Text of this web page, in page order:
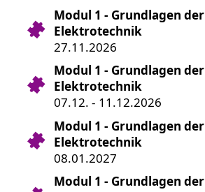
Modul 1 - Grundlagen der
Elektrotechnik
27.11.2026
Modul 1 - Grundlagen der
Elektrotechnik
07.12. - 11.12.2026
Modul 1 - Grundlagen der
Elektrotechnik
08.01.2027
Modul 1 - Grundlagen der